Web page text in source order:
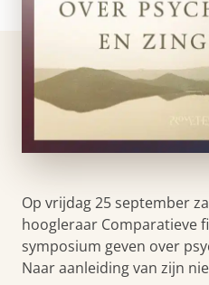
Op vrijdag 25 september
hoogleraar Comparatieve
symposium geven over
Naar aanleiding van zijn